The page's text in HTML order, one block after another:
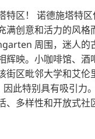
特区！ 诺德施塔特
满创意和活力的风格
周围，迷人的
辉映。小咖啡馆、酒
街区毗邻大学和艾伦
因此特别具有吸引力
、多样性和开放式社